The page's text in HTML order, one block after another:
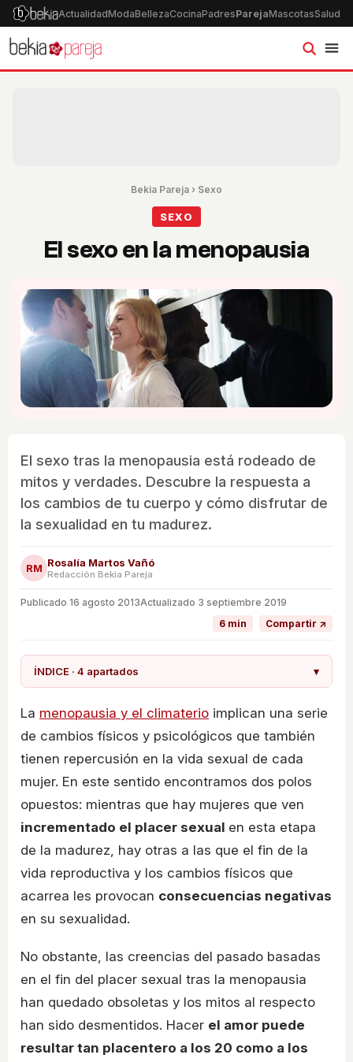
ActualidadModaBellezaCocinaPadresParejaMascotasSalud
Bekia Pareja › Sexo
SEXO
El sexo en la menopausia
El sexo tras la menopausia está rodeado de
mitos y verdades. Descubre la respuesta a
los cambios de tu cuerpo y cómo disfrutar de
la sexualidad en tu madurez.
RM Rosalía Martos Vañó
Redacción Bekia Pareja
Publicado 16 agosto 2013Actualizado 3 septiembre 2019
6 min
Compartir ↗
ÍNDICE · 4 apartados ▾
La menopausia y el climaterio implican una serie
de cambios físicos y psicológicos que también
tienen repercusión en la vida sexual de cada
mujer. En este sentido encontramos dos polos
opuestos: mientras que hay mujeres que ven
incrementado el placer sexual en esta etapa
de la madurez, hay otras a las que el fin de la
vida reproductiva y los cambios físicos que
acarrea les provocan consecuencias negativas
en su sexualidad.
No obstante, las creencias del pasado basadas
en el fin del placer sexual tras la menopausia
han quedado obsoletas y los mitos al respecto
han sido desmentidos. Hacer el amor puede
resultar tan placentero a los 20 como a los